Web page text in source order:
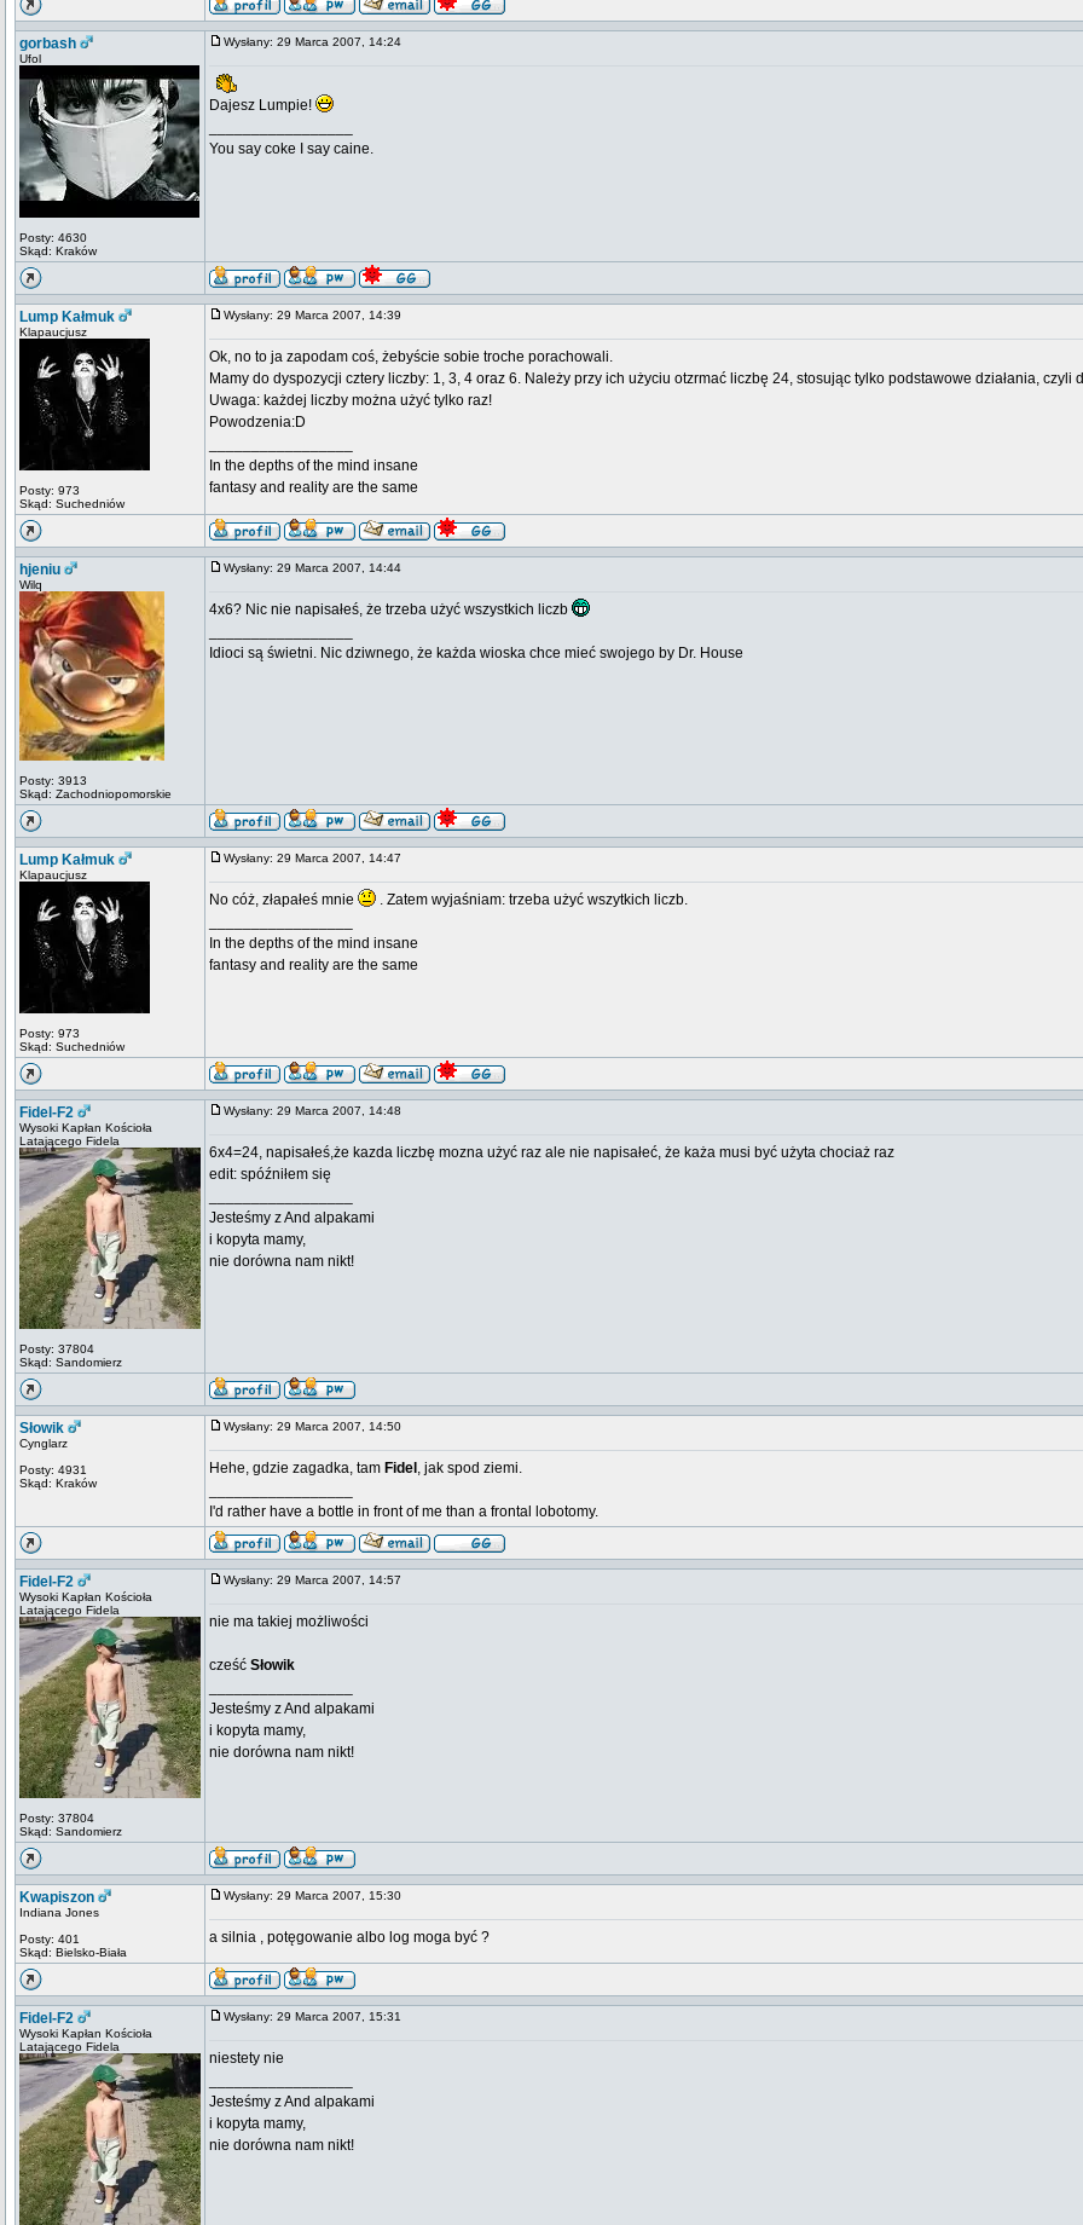
gorbash
Ufol
Posty: 4630
Skąd: Kraków
Wysłany: 29 Marca 2007, 14:24
Dajesz Lumpie!
You say coke I say caine.
Lump Kałmuk
Klapaucjusz
Posty: 973
Skąd: Suchedniów
Wysłany: 29 Marca 2007, 14:39
Ok, no to ja zapodam coś, żebyście sobie troche porachowali.
Mamy do dyspozycji cztery liczby: 1, 3, 4 oraz 6. Należy przy ich użyciu otzrmać liczbę 24, stosując tylko podstawowe działania,
Uwaga: każdej liczby można użyć tylko raz!
Powodzenia:D
In the depths of the mind insane
fantasy and reality are the same
hjeniu
Wilq
Posty: 3913
Skąd: Zachodniopomorskie
Wysłany: 29 Marca 2007, 14:44
4x6? Nic nie napisałeś, że trzeba użyć wszystkich liczb
Idioci są świetni. Nic dziwnego, że każda wioska chce mieć swojego by Dr. House
Lump Kałmuk
Klapaucjusz
Posty: 973
Skąd: Suchedniów
Wysłany: 29 Marca 2007, 14:47
No cóż, złapałeś mnie
. Zatem wyjaśniam: trzeba użyć wszytkich liczb.
In the depths of the mind insane
fantasy and reality are the same
Fidel-F2
Wysoki Kapłan Kościoła
Latającego Fidela
Posty: 37804
Skąd: Sandomierz
Wysłany: 29 Marca 2007, 14:48
6x4=24, napisałeś,że kazda liczbę mozna użyć raz ale nie napisałeć, że każa musi być użyta chociaż raz
edit: spóźniłem się
Jesteśmy z And alpakami
i kopyta mamy,
nie dorówna nam nikt!
Słowik
Cynglarz
Posty: 4931
Skąd: Kraków
Wysłany: 29 Marca 2007, 14:50
Hehe, gdzie zagadka, tam Fidel , jak spod ziemi.
I'd rather have a bottle in front of me than a frontal lobotomy.
Fidel-F2
Wysoki Kapłan Kościoła
Latającego Fidela
Posty: 37804
Skąd: Sandomierz
Wysłany: 29 Marca 2007, 14:57
nie ma takiej możliwości
cześć Słowik
Jesteśmy z And alpakami
i kopyta mamy,
nie dorówna nam nikt!
Kwapiszon
Indiana Jones
Posty: 401
Skąd: Bielsko-Biała
Wysłany: 29 Marca 2007, 15:30
a silnia , potęgowanie albo log moga być ?
Fidel-F2
Wysoki Kapłan Kościoła
Latającego Fidela
Wysłany: 29 Marca 2007, 15:31
niestety nie
Jesteśmy z And alpakami
i kopyta mamy,
nie dorówna nam nikt!